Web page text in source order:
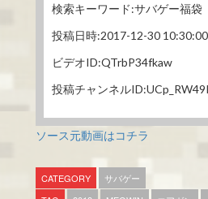
検索キーワード:サバゲー福袋
投稿日時:2017-12-30 10:30:00
ビデオID:QTrbP34fkaw
投稿チャンネル
ソース元動画はコチラ
CATEGORY
サバゲー